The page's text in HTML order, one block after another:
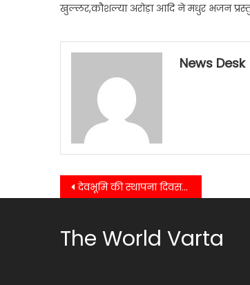
खुल्लर,कौशल्या अरोड़ा आदि ने मधुर भजन
News Desk
Post
देवभूमि की स्थापना दिवस पर हुई खेल भूमि की स्थापना,खेल मंत्री रेखा आर्या ने दी प्रदेशवासियों को बधाई व शुभकामनाएं……
The World Varta